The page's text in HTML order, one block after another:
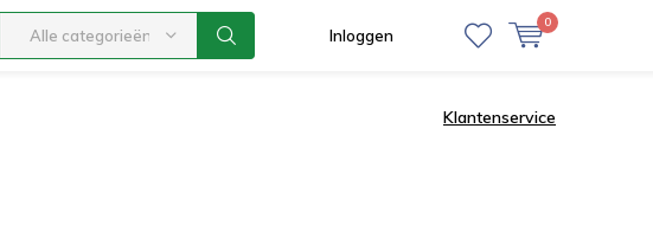
Alle categorieën Inloggen
0
Klantenservice